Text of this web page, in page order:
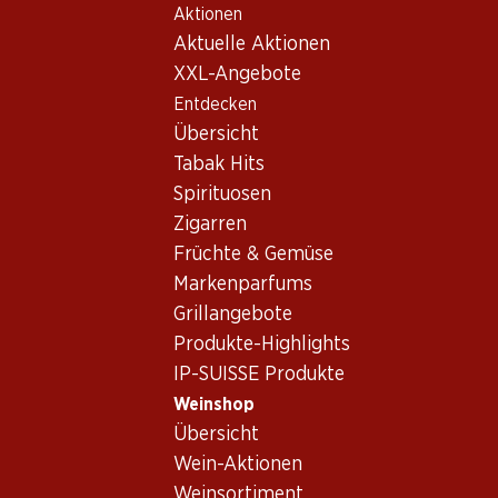
Aktionen
Aktuelle Aktionen
XXL-Angebote
Entdecken
Übersicht
Tabak Hits
Spirituosen
Zigarren
Früchte & Gemüse
Markenparfums
Grillangebote
Produkte-Highlights
IP-SUISSE Produkte
Weinshop
Übersicht
Wein-Aktionen
Wein/Champagner
Bordeaux
Château Malescot St. Exupéry Margaux AOC
Vorderseite